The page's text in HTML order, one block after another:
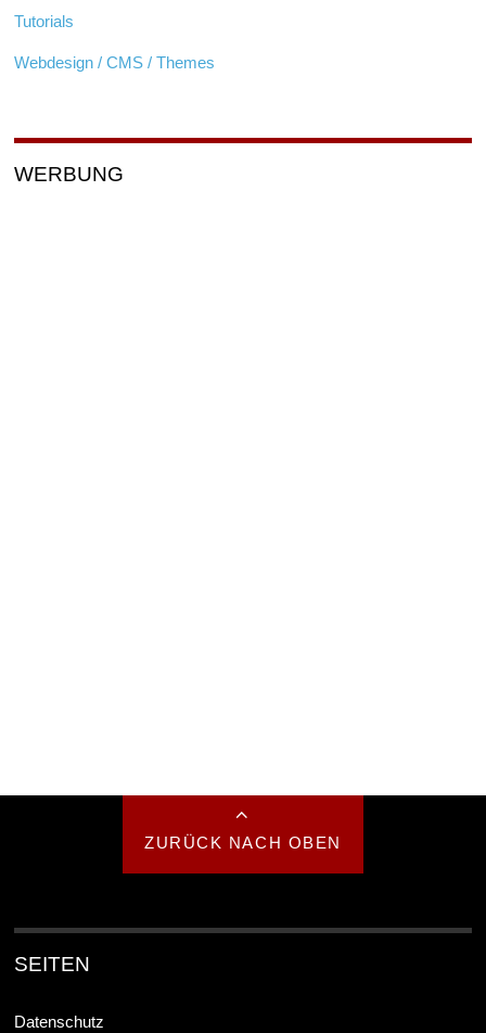
Tutorials
Webdesign / CMS / Themes
WERBUNG
ZURÜCK NACH OBEN
SEITEN
Datenschutz